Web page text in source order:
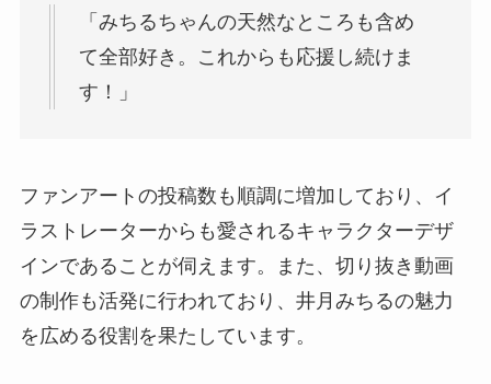
「みちるちゃんの天然なところも含め
て全部好き。これからも応援し続けま
す！」
ファンアートの投稿数も順調に増加しており、イ
ラストレーターからも愛されるキャラクターデザ
インであることが伺えます。また、切り抜き動画
の制作も活発に行われており、井月みちるの魅力
を広める役割を果たしています。